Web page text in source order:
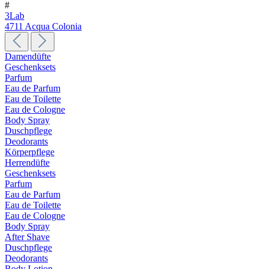
#
3Lab
4711 Acqua Colonia
Damendüfte
Geschenksets
Parfum
Eau de Parfum
Eau de Toilette
Eau de Cologne
Body Spray
Duschpflege
Deodorants
Körperpflege
Herrendüfte
Geschenksets
Parfum
Eau de Parfum
Eau de Toilette
Eau de Cologne
Body Spray
After Shave
Duschpflege
Deodorants